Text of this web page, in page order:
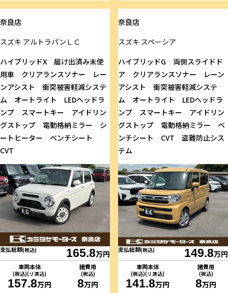
奈良店
スズキ アルトラパンＬＣ
ハイブリッドX 届け出済み未使
用車 クリアランスソナー レー
ンアシスト 衝突被害軽減システ
ム オートライト LEDヘッドラ
ンプ スマートキー アイドリン
グストップ 電動格納ミラー シ
ートヒーター ベンチシート
CVT
支払総額(税込) 165.8万円
車両本体
(税込)(リ済込)
157.8万円
諸費用
(税込)
8万円
奈良店
スズキ スペーシア
ハイブリッドG 両側スライドド
ア クリアランスソナー レーン
アシスト 衝突被害軽減システ
ム オートライト LEDヘッドラ
ンプ スマートキー アイドリン
グストップ 電動格納ミラー ベ
ンチシート CVT 盗難防止シス
テム
支払総額(税込) 149.8万円
車両本体
(税込)(リ済込)
141.8万円
諸費用
(税込)
8万円